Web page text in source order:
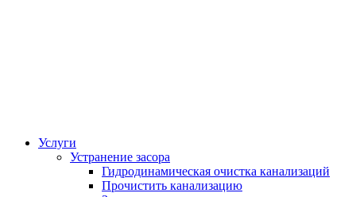
Услуги
Устранение засора
Гидродинамическая очистка канализаций
Прочистить канализацию